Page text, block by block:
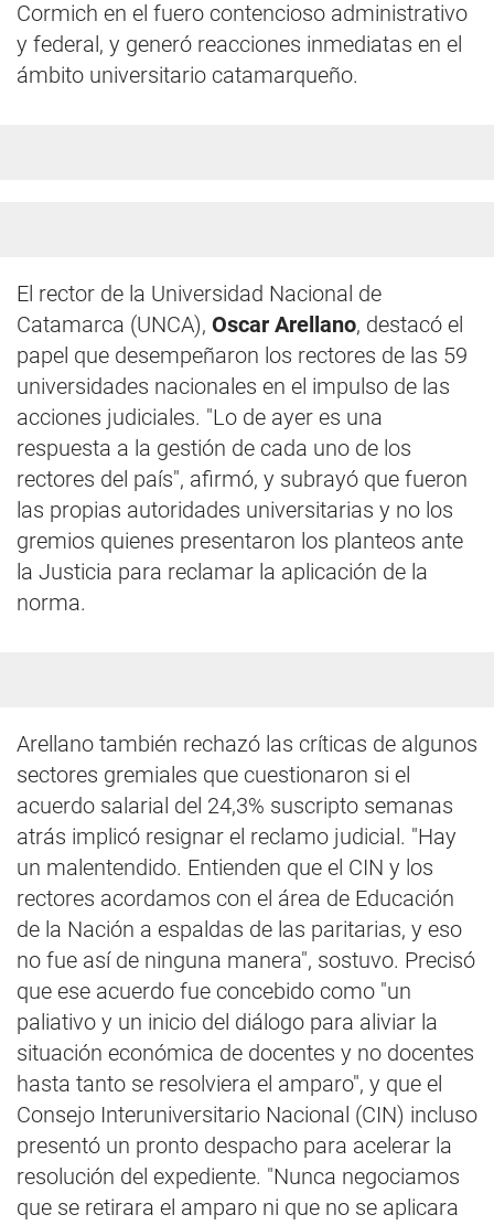
Cormich en el fuero contencioso administrativo
y federal, y generó reacciones inmediatas en el
ámbito universitario catamarqueño.
El rector de la Universidad Nacional de
Catamarca (UNCA), Oscar Arellano, destacó el
papel que desempeñaron los rectores de las 59
universidades nacionales en el impulso de las
acciones judiciales. "Lo de ayer es una
respuesta a la gestión de cada uno de los
rectores del país", afirmó, y subrayó que fueron
las propias autoridades universitarias y no los
gremios quienes presentaron los planteos ante
la Justicia para reclamar la aplicación de la
norma.
Arellano también rechazó las críticas de algunos
sectores gremiales que cuestionaron si el
acuerdo salarial del 24,3% suscripto semanas
atrás implicó resignar el reclamo judicial. "Hay
un malentendido. Entienden que el CIN y los
rectores acordamos con el área de Educación
de la Nación a espaldas de las paritarias, y eso
no fue así de ninguna manera", sostuvo. Precisó
que ese acuerdo fue concebido como "un
paliativo y un inicio del diálogo para aliviar la
situación económica de docentes y no docentes
hasta tanto se resolviera el amparo", y que el
Consejo Interuniversitario Nacional (CIN) incluso
presentó un pronto despacho para acelerar la
resolución del expediente. "Nunca negociamos
que se retirara el amparo ni que no se aplicara